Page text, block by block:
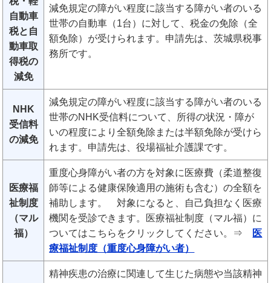
自動車
税と自
動車取
得税の
減免
減免規定の障がい程度に該当する障がい者のいる
世帯の自動車（1台）に対して、税金の免除（全
額免除）が受けられます。申請先は、茨城県税事
務所です。
NHK
受信料
の減免
減免規定の障がい程度に該当する障がい者のいる
世帯のNHK受信料について、所得の状況・障が
いの程度により全額免除または半額免除が受けら
れます。申請先は、役場福祉介護課です。
医療福
祉制度
（マル
福）
重度心身障がい者の方を対象に医療費（柔道整復
師等による健康保険適用の施術も含む）の全額を
補助します。 対象になると、自己負担なく医療
機関を受診できます。医療福祉制度（マル福）に
ついてはこちらをクリックしてください。⇒
医
療福祉制度（重度心身障がい者）
精神疾患の治療に関連して生じた病態や当該精神